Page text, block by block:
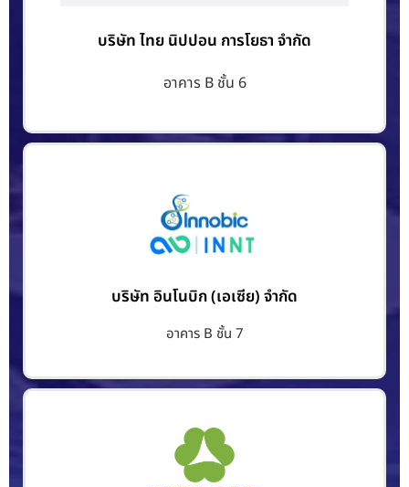
บริษัท ไทย นิปปอน การโยธา จำกัด
อาคาร B ชั้น 6
บริษัท อินโนบิก (เอเซีย) จำกัด
อาคาร B ชั้น 7